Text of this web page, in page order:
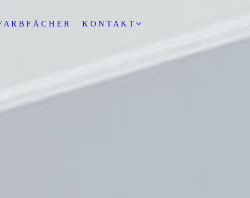
A R B F Ä C H E R K O N T A K T